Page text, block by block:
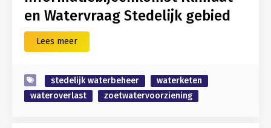
en Watervraag Stedelijk gebied
Lees meer
stedelijk waterbeheer
waterketen
wateroverlast
zoetwatervoorziening